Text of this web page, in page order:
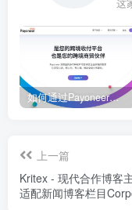
这
如何通过Payoneer派安盈转账？ – 电商独立站
上一篇
Kritex - 现代合作博客
适配新闻博客栏目